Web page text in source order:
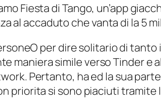
Fiesta di Tango, un’app
accaduto che vanta di la 5
per dire solitario di
maniera simile verso Tinder
Pertanto, ha ed la sua
priorita si sono piaciuti tramite